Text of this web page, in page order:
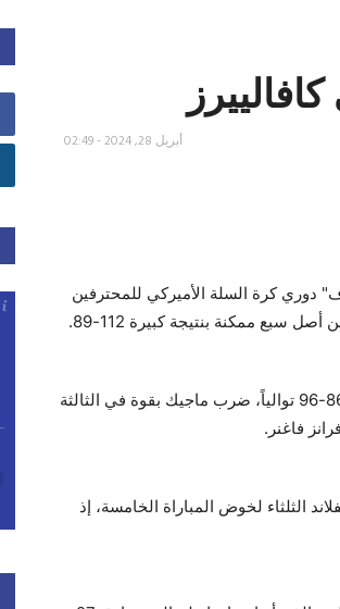
أبريل 28, 2024 - 02:49
دوري كرة السلة الأميركي للمحترفين
وبعدما خسر المباراتين الأوليين في هذه السلسلة على أرض كافالييرز 83-97 و86-96 توالياً، ضرب ماجيك بقوة في الثالثة
الثلثاء لخوض المباراة الخامسة، إذ